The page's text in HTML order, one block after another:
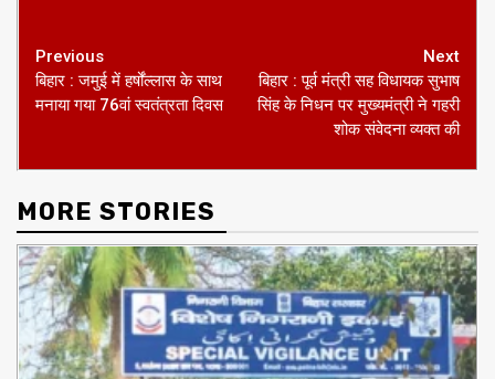
Continue
Reading
Previous
बिहार : जमुई में हर्षोंल्लास के साथ
मनाया गया 76वां स्वतंत्रता दिवस
Next
बिहार : पूर्व मंत्री सह विधायक सुभाष
सिंह के निधन पर मुख्यमंत्री ने गहरी
शोक संवेदना व्यक्त की
MORE STORIES